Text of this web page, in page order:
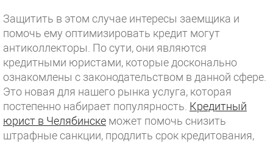
Защитить в этом случае интересы заемщика и
помочь ему оптимизировать кредит могут
антиколлекторы. По сути, они являются
кредитными юристами, которые досконально
ознакомлены с законодательством в данной сфере.
Это новая для нашего рынка услуга, которая
постепенно набирает популярность. Кредитный
юрист в Челябинске может помочь снизить
штрафные санкции, продлить срок кредитования,